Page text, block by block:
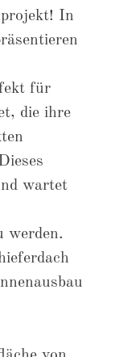
In
für
die ihre
wartet
werden.